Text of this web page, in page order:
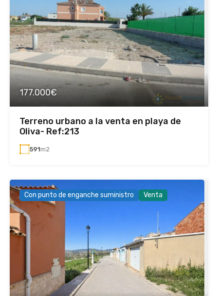
177.000€
Terreno urbano a la venta en playa de
Oliva- Ref:213
591m2
Con punto de enganche suministro Venta